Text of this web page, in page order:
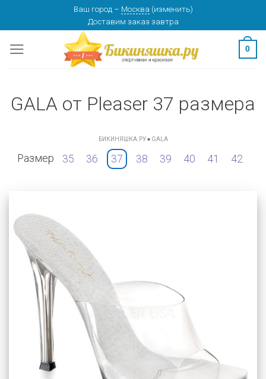
content
Ваш город – Москва (изменить)
Доставим заказ завтра
0
GALA от Pleaser 37 размера
БИКИНЯШКА.РУ» GALA
Размер 35 36 37 38 39 40 41 42